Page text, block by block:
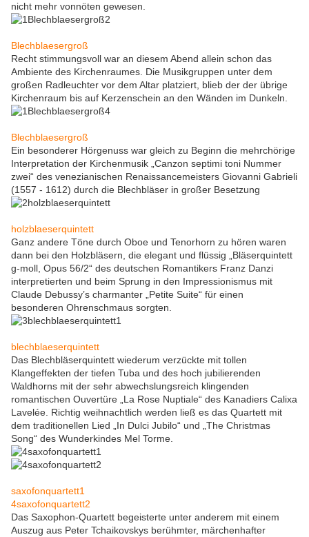
nicht mehr vonnöten gewesen.
Blechblaesergroß
Recht stimmungsvoll war an diesem Abend allein schon das
Ambiente des Kirchenraumes. Die Musikgruppen unter dem
großen Radleuchter vor dem Altar platziert, blieb der der übrige
Kirchenraum bis auf Kerzenschein an den Wänden im Dunkeln.
Blechblaesergroß
Ein besonderer Hörgenuss war gleich zu Beginn die mehrchörige
Interpretation der Kirchenmusik „Canzon septimi toni Nummer
zwei“ des venezianischen Renaissancemeisters Giovanni Gabrieli
(1557 - 1612) durch die Blechbläser in großer Besetzung
holzblaeserquintett
Ganz andere Töne durch Oboe und Tenorhorn zu hören waren
dann bei den Holzbläsern, die elegant und flüssig „Bläserquintett
g-moll, Opus 56/2“ des deutschen Romantikers Franz Danzi
interpretierten und beim Sprung in den Impressionismus mit
Claude Debussy’s charmanter „Petite Suite“ für einen
besonderen Ohrenschmaus sorgten.
blechblaeserquintett
Das Blechbläserquintett wiederum verzückte mit tollen
Klangeffekten der tiefen Tuba und des hoch jubilierenden
Waldhorns mit der sehr abwechslungsreich klingenden
romantischen Ouvertüre „La Rose Nuptiale“ des Kanadiers Calixa
Lavelée. Richtig weihnachtlich werden ließ es das Quartett mit
dem traditionellen Lied „In Dulci Jubilo“ und „The Christmas
Song“ des Wunderkindes Mel Torme.
saxofonquartett1
4saxofonquartett2
Das Saxophon-Quartett begeisterte unter anderem mit einem
Auszug aus Peter Tchaikovskys berühmter, märchenhafter